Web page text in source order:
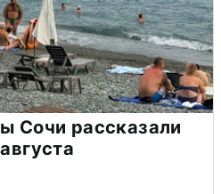
Сочи рассказали